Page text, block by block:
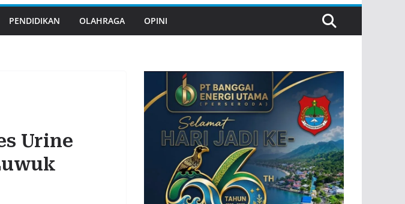
PENDIDIKAN OLAHRAGA OPINI
Urine